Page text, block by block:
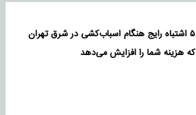
۵ اشتباه رایج هنگام اسباب‌کشی در شرق تهران
که هزینه شما را افزایش می‌دهد